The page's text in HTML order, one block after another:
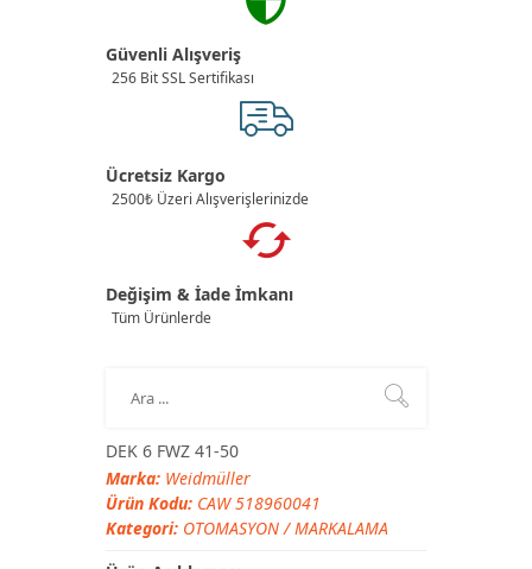
Güvenli Alışveriş
256 Bit SSL Sertifikası
Ücretsiz Kargo
2500₺ Üzeri Alışverişlerinizde
Değişim & İade İmkanı
Tüm Ürünlerde
DEK 6 FWZ 41-50
Marka: Weidmüller
Ürün Kodu: CAW 518960041
Kategori: OTOMASYON/MARKALAMA